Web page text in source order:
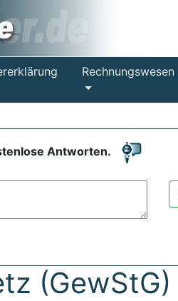
Rechnungswesen
Antworten.
(GewStG)